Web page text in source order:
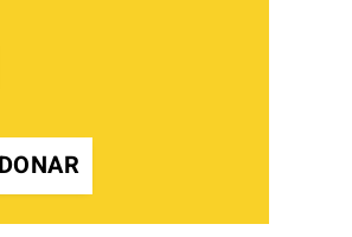
DONAR